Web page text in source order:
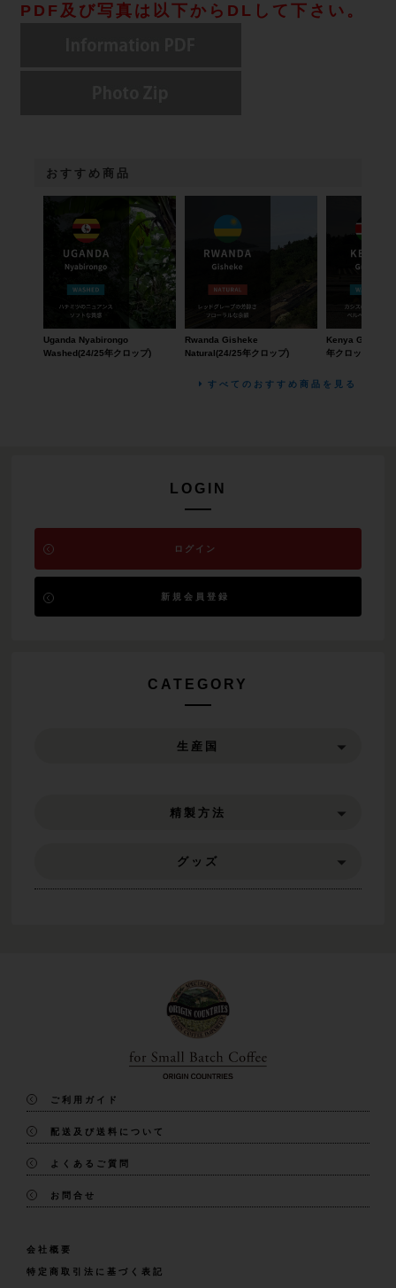
PDF及び写真は以下からDLして下さい。
おすすめ商品
Uganda Nyabirongo
Washed(24/25年クロップ)
Rwanda Gisheke
Natural(24/25年クロップ)
Kenya Guama
年クロップ)
すべてのおすすめ商品を見る
LOGIN
ログイン
新規会員登録
CATEGORY
生産国
精製方法
グッズ
ご利用ガイド
配送及び送料について
よくあるご質問
お問合せ
会社概要
特定商取引法に基づく表記